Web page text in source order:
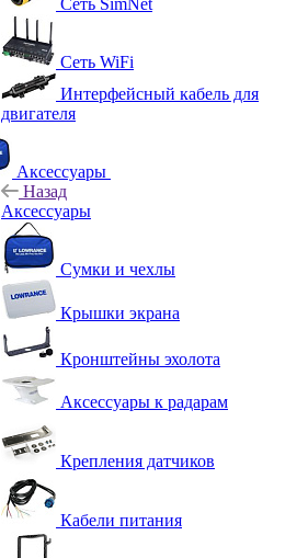
Сеть SimNet
Сеть WiFi
Интерфейсный кабель для
двигателя
Аксессуары
Назад
Аксессуары
Сумки и чехлы
Крышки экрана
Кронштейны эхолота
Аксессуары к радарам
Крепления датчиков
Кабели питания